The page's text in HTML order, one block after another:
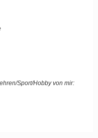
Sport/Hobby von mir: